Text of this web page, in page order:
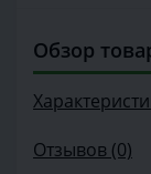
Обзор
Отзывов (0)